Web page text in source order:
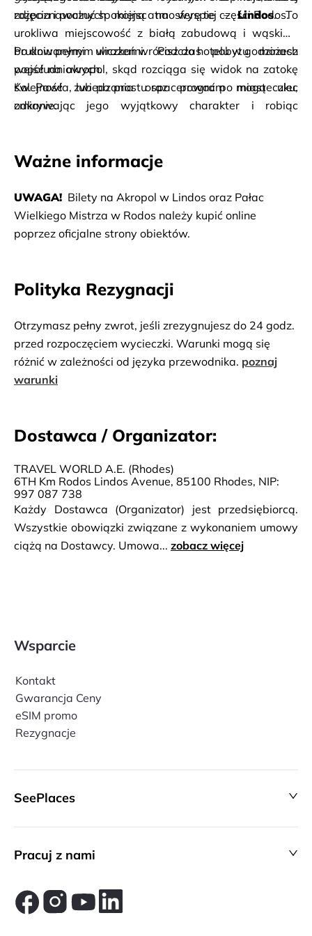
zdjęcia i poczuć spokojną atmosferę tej części Rodos.
rozpoznawalnych miejsc na wyspie – Lindos. To
urokliwa miejscowość z białą zabudową i wąskimi,
brukowanymi uliczkami. Podczas pobytu możesz
wejść na akropol, skąd rozciąga się widok na zatokę
św. Pawła, lub po prostu spacerować po miasteczku,
odkrywając jego wyjątkowy charakter i robiąc
Po dniu pełnym wrażeń wrócisz do hotelu w godzinach
popołudniowych.
Kolejność zwiedzania oraz program mogą ulec
zmianie.
Ważne informacje
UWAGA!
  Bilety na Akropol w Lindos oraz Pałac
Wielkiego Mistrza w Rodos należy kupić online
poprzez oficjalne strony obiektów.
Polityka Rezygnacji
Otrzymasz pełny zwrot, jeśli zrezygnujesz do 24 godz.
przed rozpoczęciem wycieczki. Warunki mogą się
różnić w zależności od języka przewodnika. poznaj
warunki
Dostawca / Organizator:
TRAVEL WORLD A.E. (Rhodes)
6TH Km Rodos Lindos Avenue, 85100 Rhodes, NIP:
997 087 738
Każdy Dostawca (Organizator) jest przedsiębiorcą.
Wszystkie obowiązki związane z wykonaniem umowy
ciążą na Dostawcy. Umowa... zobacz więcej
Wsparcie
Kontakt
Gwarancja Ceny
eSIM promo
Rezygnacje
SeePlaces
Pracuj z nami